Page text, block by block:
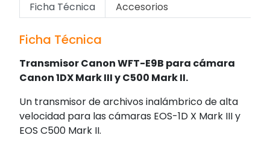
Ficha Técnica Accesorios
Ficha Técnica
Transmisor Canon WFT-E9B para cámara
Canon 1DX Mark III y C500 Mark II.
Un transmisor de archivos inalámbrico de alta
velocidad para las cámaras EOS-1D X Mark III y
EOS C500 Mark II.